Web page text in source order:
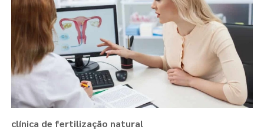
clínica de fertilização natural